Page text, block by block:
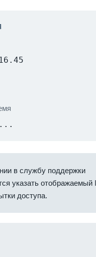
в службу поддержки
указать отображаемый
доступа.